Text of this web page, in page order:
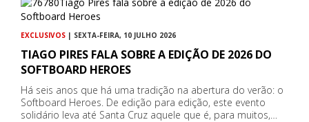
EXCLUSIVOS | SEXTA-FEIRA, 10 JULHO 2026
TIAGO PIRES FALA SOBRE A EDIÇÃO DE 2026 DO
SOFTBOARD HEROES
Há seis anos que há uma tradição na abertura do verão: o
Softboard Heroes. De edição para edição, este evento
solidário leva até Santa Cruz aquele que é, para muitos,…